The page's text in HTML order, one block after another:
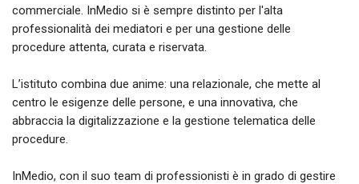
commerciale. InMedio si è sempre distinto per l'alta
professionalità dei mediatori e per una gestione delle
procedure attenta, curata e riservata.
L’istituto combina due anime: una relazionale, che mette al
centro le esigenze delle persone, e una innovativa, che
abbraccia la digitalizzazione e la gestione telematica delle
procedure.
InMedio, con il suo team di professionisti è in grado di gestire